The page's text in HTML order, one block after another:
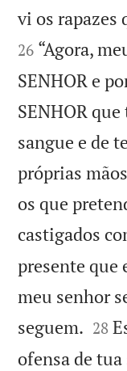
vi os rapazes
26 “Agora,
SENHOR e
SENHOR
sangue e de
próprias
os que
castigados
presente que
meu senhor
seguem. 

28
ofensa de tua